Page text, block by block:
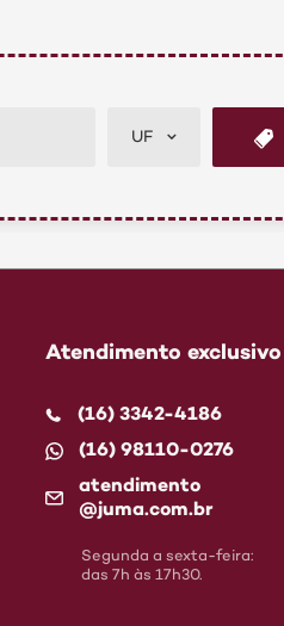
UF
Atendimento exclusivo
(16) 3342-4186
(16) 98110-0276
atendimento
@juma.com.br
Segunda a sexta-feira:
das 7h às 17h30.